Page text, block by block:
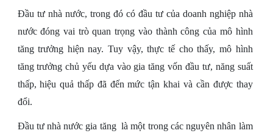
Đầu tư nhà nước, trong đó có đầu tư của doanh nghiệp nhà
nước đóng vai trò quan trọng vào thành công của mô hình
tăng trưởng hiện nay. Tuy vậy, thực tế cho thấy, mô hình
tăng trưởng chủ yếu dựa vào gia tăng vốn đầu tư, năng suất
thấp, hiệu quả thấp đã đến mức tận khai và cần được thay
đổi.
Đầu tư nhà nước gia tăng là một trong các nguyên nhân làm